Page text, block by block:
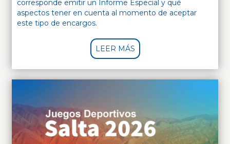
corresponde emitir un Informe Especial y qué
aspectos tener en cuenta al momento de aceptar
este tipo de encargos.
LEER MÁS